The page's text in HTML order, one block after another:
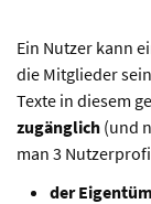
Ein Nutzer kann
die Mitglieder
Texte in diesem
zugänglich (und
man 3
der